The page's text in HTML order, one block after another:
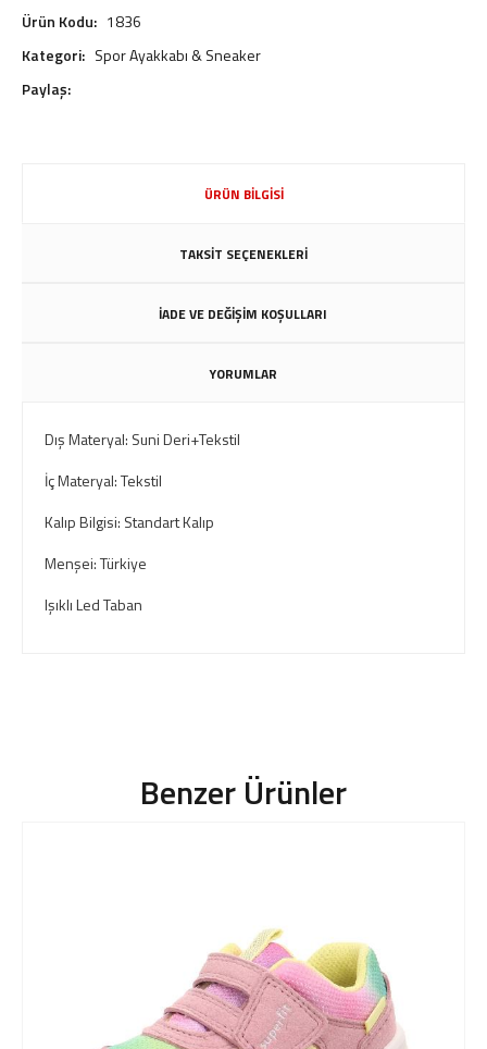
Ürün Kodu: 1836
Kategori: Spor Ayakkabı & Sneaker
Paylaş:
ÜRÜN BİLGİSİ
TAKSİT SEÇENEKLERİ
İADE VE DEĞİŞİM KOŞULLARI
YORUMLAR
Dış Materyal: Suni Deri+Tekstil
İç Materyal: Tekstil
Kalıp Bilgisi: Standart Kalıp
Menşei: Türkiye
Işıklı Led Taban
Benzer Ürünler